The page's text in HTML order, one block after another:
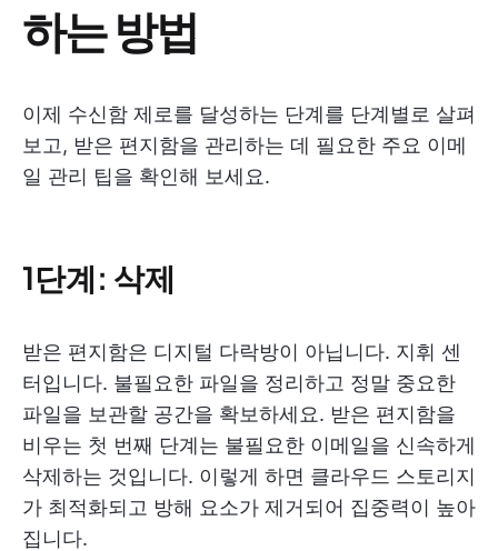
하는 방법
이제 수신함 제로를 달성하는 단계를 단계별로 살펴
보고, 받은 편지함을 관리하는 데 필요한 주요 이메
일 관리 팁을 확인해 보세요.
1단계: 삭제
받은 편지함은 디지털 다락방이 아닙니다. 지휘 센
터입니다. 불필요한 파일을 정리하고 정말 중요한
파일을 보관할 공간을 확보하세요. 받은 편지함을
비우는 첫 번째 단계는 불필요한 이메일을 신속하게
삭제하는 것입니다. 이렇게 하면 클라우드 스토리지
가 최적화되고 방해 요소가 제거되어 집중력이 높아
집니다.